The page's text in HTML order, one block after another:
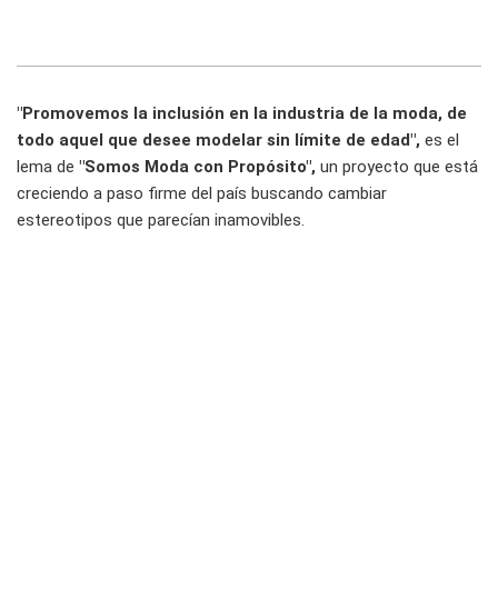
"Promovemos la inclusión en la industria de la moda, de
todo aquel que desee modelar sin límite de edad", es el
lema de "Somos Moda con Propósito", un proyecto que está
creciendo a paso firme del país buscando cambiar
estereotipos que parecían inamovibles.